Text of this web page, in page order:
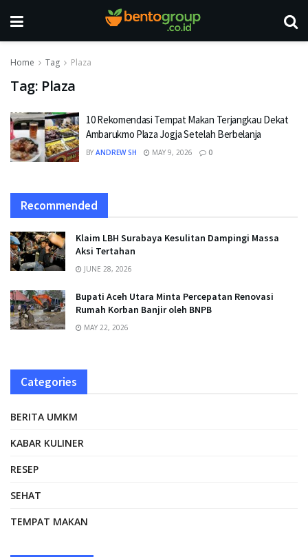
Home Tag Plaza
Tag: Plaza
10 Rekomendasi Tempat Makan Terjangkau Dekat
Ambarukmo Plaza Jogja Setelah Berbelanja
BY ANDREW SH MAY 9, 2026 0
Recommended
Klaim LBH Surabaya Kesulitan Dampingi Massa
Aksi Tertahan
JUNE 28, 2026
Bupati Aceh Utara Minta Percepatan Renovasi
Rumah Korban Banjir oleh BNPB
MAY 22, 2026
Categories
BERITA UMKM
KABAR KULINER
RESEP
SEHAT
TEMPAT MAKAN